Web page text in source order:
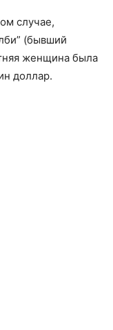
случае,
(бывший
женщина была
доллар.